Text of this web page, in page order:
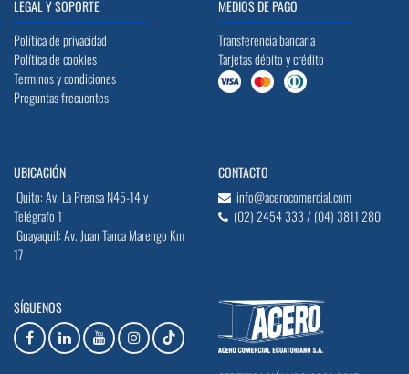
LEGAL Y SOPORTE
Política de privacidad
Política de cookies
Terminos y condiciones
Preguntas frecuentes
MEDIOS DE PAGO
Transferencia bancaria
Tarjetas débito y crédito
UBICACIÓN
Quito: Av. La Prensa N45-14 y
Telégrafo 1
Guayaquil: Av. Juan Tanca Marengo Km
17
CONTACTO
info@acerocomercial.com
(02) 2454 333 / (04) 3811 280
SÍGUENOS